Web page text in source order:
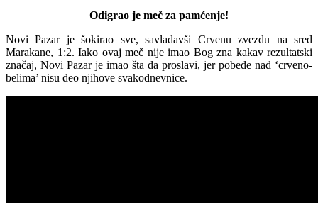
Odigrao je meč za pamćenje!
Novi Pazar je šokirao sve, savladavši Crvenu zvezdu na sred
Marakane, 1:2. Iako ovaj meč nije imao Bog zna kakav rezultatski
značaj, Novi Pazar je imao šta da proslavi, jer pobede nad ‘crveno-
belima’ nisu deo njihove svakodnevnice.